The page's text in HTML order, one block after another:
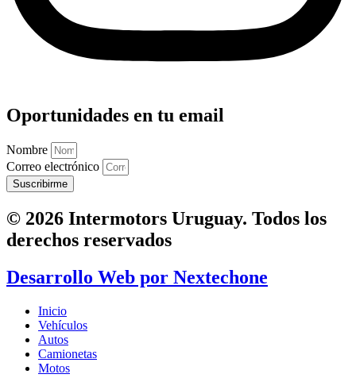
Oportunidades en tu email
Nombre
Correo electrónico
Suscribirme
© 2026 Intermotors Uruguay. Todos los
derechos reservados
Desarrollo Web por Nextechone
Inicio
Vehículos
Autos
Camionetas
Motos